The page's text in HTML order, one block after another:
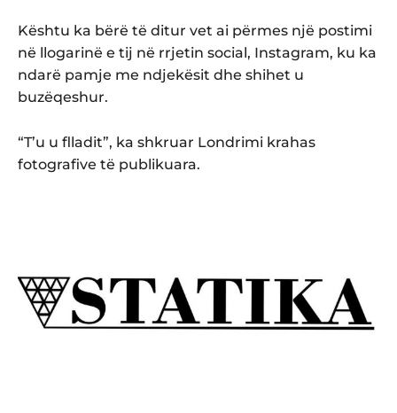
Kështu ka bërë të ditur vet ai përmes një postimi
në llogarinë e tij në rrjetin social, Instagram, ku ka
ndarë pamje me ndjekësit dhe shihet u
buzëqeshur.
“T’u u flladit”, ka shkruar Londrimi krahas
fotografive të publikuara.